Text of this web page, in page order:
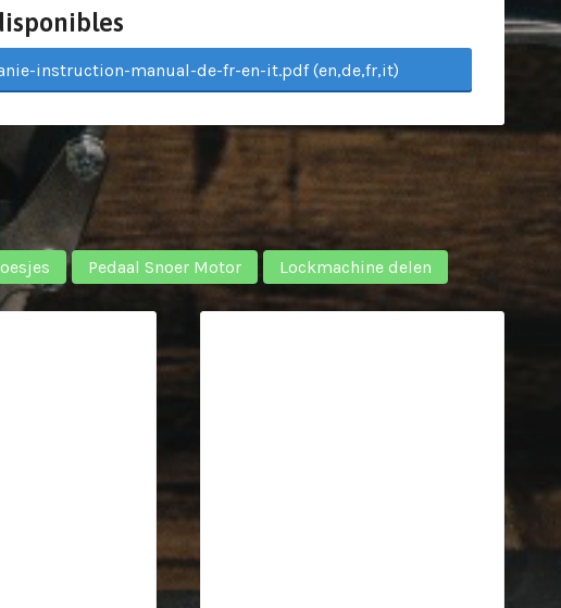
instruction-manual-de-fr-en-it.pdf (en,de,fr,it)
Pedaal Snoer Motor Lockmachine delen